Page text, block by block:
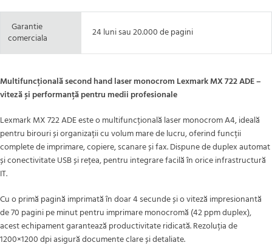
Garantie
comerciala
24 luni sau 20.000 de pagini
Multifuncțională second hand laser monocrom Lexmark MX 722 ADE –
viteză și performanță pentru medii profesionale
Lexmark MX 722 ADE este o multifuncțională laser monocrom A4, ideală
pentru birouri și organizații cu volum mare de lucru, oferind funcții
complete de imprimare, copiere, scanare și fax. Dispune de duplex automat
și conectivitate USB și rețea, pentru integrare facilă în orice infrastructură
IT.
Cu o primă pagină imprimată în doar 4 secunde și o viteză impresionantă
de 70 pagini pe minut pentru imprimare monocromă (42 ppm duplex),
acest echipament garantează productivitate ridicată. Rezoluția de
1200×1200 dpi asigură documente clare și detaliate.